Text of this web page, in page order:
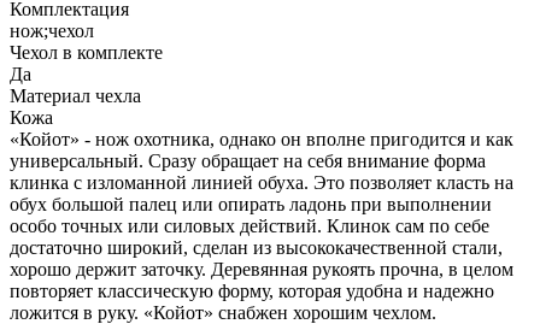
Комплектация
нож;чехол
Чехол в комплекте
Да
Материал чехла
Кожа
«Койот» - нож охотника, однако он вполне пригодится и как
универсальный. Сразу обращает на себя внимание форма
клинка с изломанной линией обуха. Это позволяет класть на
обух большой палец или опирать ладонь при выполнении
особо точных или силовых действий. Клинок сам по себе
достаточно широкий, сделан из высококачественной стали,
хорошо держит заточку. Деревянная рукоять прочна, в целом
повторяет классическую форму, которая удобна и надежно
ложится в руку. «Койот» снабжен хорошим чехлом.